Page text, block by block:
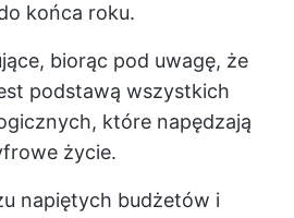
końca roku.
biorąc pod uwagę, że
podstawą wszystkich
które napędzają
życie.
napiętych budżetów i